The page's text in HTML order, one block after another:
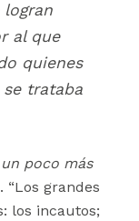
al que
quienes
trataba
poco más
. “Los grandes
los incautos;